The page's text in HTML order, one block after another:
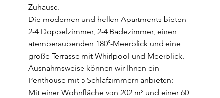
Zuhause.
Die modernen und hellen Apartments bieten
2-4 Doppelzimmer, 2-4 Badezimmer, einen
atemberaubenden 180°-Meerblick und eine
große Terrasse mit Whirlpool und Meerblick.
Ausnahmsweise können wir Ihnen ein
Penthouse mit 5 Schlafzimmern anbieten:
Mit einer Wohnfläche von 202 m² und einer 60